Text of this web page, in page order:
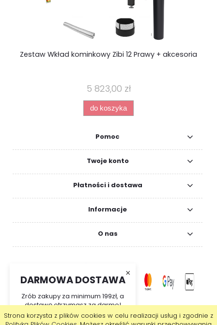
Strona korzysta z plików cookies w celu realizacji usług i zgodnie z
Zestaw Wkład kominkowy Zibi 12 Prawy + akcesoria
5 823,00 zł
do koszyka
×
DARMOWA DOSTAWA
Zrób zakupy za minimum 199zł, a
dostawę otrzymasz za darmo!
Pomoc
Twoje konto
Płatności i dostawa
Informacje
O nas